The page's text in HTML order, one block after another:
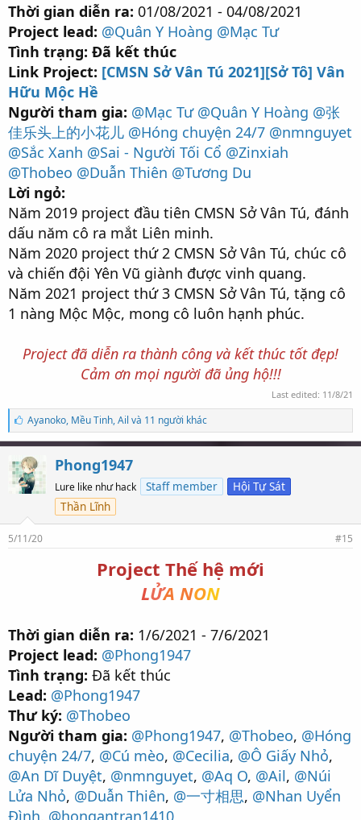
Thời gian diễn ra: 01/08/2021 - 04/08/2021
Project lead: @Quân Y Hoàng @Mạc Tư
Tình trạng: Đã kết thúc
Link Project: [CMSN Sở Vân Tú 2021][Sở Tô] Vân
Hữu Mộc Hề
Người tham gia: @Mạc Tư @Quân Y Hoàng @张
佳乐头上的小花儿 @Hóng chuyện 24/7 @nmnguyet
@Sắc Xanh @Sai - Người Tối Cổ @Zinxiah
@Thobeo @Duẫn Thiên @Tương Du
Lời ngỏ:
Năm 2019 project đầu tiên CMSN Sở Vân Tú, đánh
dấu năm cô ra mắt Liên minh.
Năm 2020 project thứ 2 CMSN Sở Vân Tú, chúc cô
và chiến đội Yên Vũ giành được vinh quang.
Năm 2021 project thứ 3 CMSN Sở Vân Tú, tặng cô
1 nàng Mộc Mộc, mong cô luôn hạnh phúc.
Project đã diễn ra thành công và kết thúc tốt đẹp!
Cảm ơn mọi người đã ủng hộ!!!
Last edited: 11/8/21
S
ố
l
ư
ợ
t
t
í
c
Ayanoko, Mều Tinh,Ail và 11 người khác
Phong1947
Lure like như hack Staff member
Hội Tự Sát
Thần Lĩnh
5/11/20 #15
Project Thế hệ mới
LỬA NON
Thời gian diễn ra: 1/6/2021 - 7/6/2021
Project lead: @Phong1947
Tình trạng: Đã kết thúc
Lead: @Phong1947
Thư ký: @Thobeo
Người tham gia: @Phong1947, @Thobeo, @Hóng
chuyện 24/7, @Cú mèo, @Cecilia, @Ô Giấy Nhỏ,
@An Dĩ Duyệt, @nmnguyet, @Aq O, @Ail, @Núi
Lửa Nhỏ, @Duẫn Thiên, @一寸相思, @Nhan Uyển
Đình, @hongantran1410